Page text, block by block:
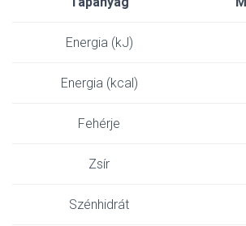
Energia (kJ)
Energia (kcal)
Fehérje
Zsír
Szénhidrát